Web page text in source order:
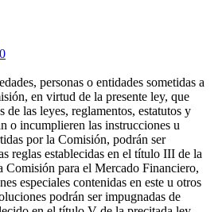
personas o entidades sometidas a
en virtud de la presente ley, que
las leyes, reglamentos, estatutos y
o incumplieren las instrucciones u
por la Comisión, podrán ser
reglas establecidas en el título III de la
Comisión para el Mercado Financiero,
especiales contenidas en este u otros
podrán ser impugnadas de